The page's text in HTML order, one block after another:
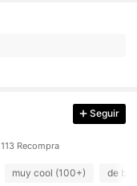
Seguir
113 Recompra
muy cool (100+) de